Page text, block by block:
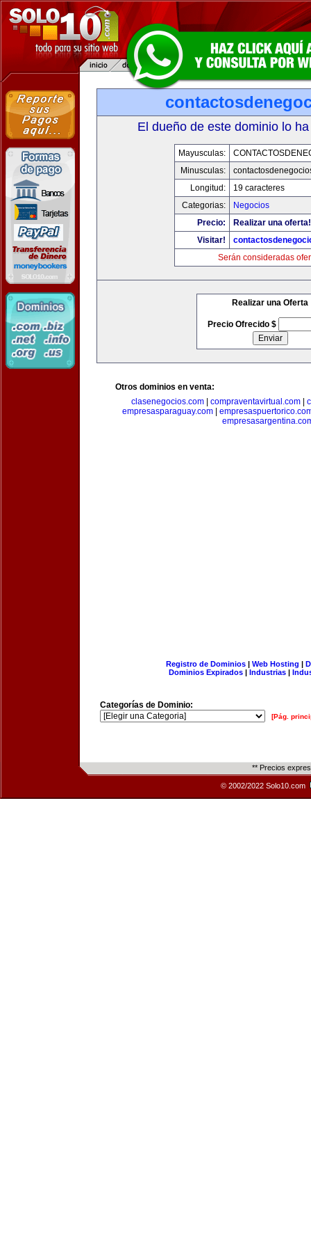
El dueño de este dominio lo
Mayusculas:
Minusculas:
Longitud:
19 caracteres
Categorias:
Negocios
Precio:
Realizar una oferta!
Visitar!
Serán consideradas
Realizar una Oferta
Precio Ofrecido $
Otros dominios en venta:
clasenegocios.com| compraventavirtual.com|
empresasparaguay.com|
Registro de Dominios| Web Hosting |
Dominios Expirados | Industrias |
Categorías de Dominio:
[Pág.
** Precios
© 2002/2022 Solo10.com